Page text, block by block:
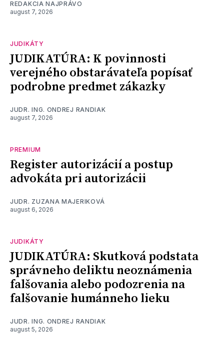
REDAKCIA NAJPRÁVO
august 7, 2026
JUDIKÁTY
JUDIKATÚRA: K povinnosti
verejného obstarávateľa popísať
podrobne predmet zákazky
JUDR. ING. ONDREJ RANDIAK
august 7, 2026
PREMIUM
Register autorizácií a postup
advokáta pri autorizácii
JUDR. ZUZANA MAJERIKOVÁ
august 6, 2026
JUDIKÁTY
JUDIKATÚRA: Skutková podstata
správneho deliktu neoznámenia
falšovania alebo podozrenia na
falšovanie humánneho lieku
JUDR. ING. ONDREJ RANDIAK
august 5, 2026